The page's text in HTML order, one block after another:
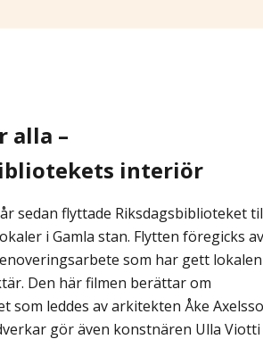
alla –
interiör
sedan flyttade Riksdagsbiblioteket
i Gamla stan. Flytten föregicks av
som har gett lokalen
Den här filmen berättar om
som leddes av arkitekten Åke
gör även konstnären Ulla Viotti